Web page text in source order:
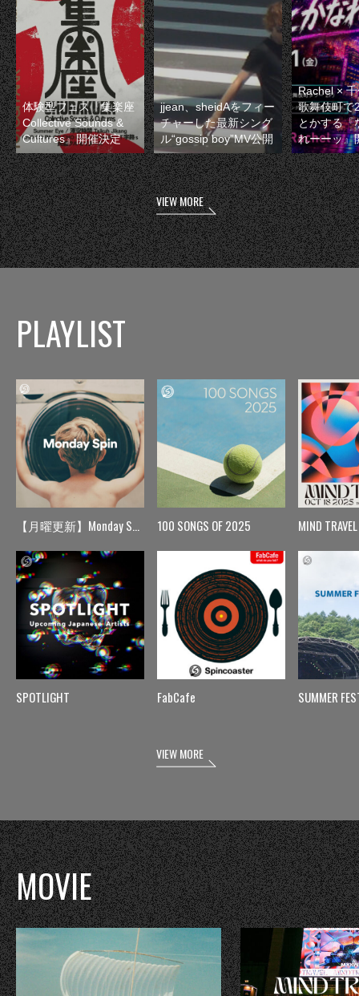
体験型フェス『集楽座
Collective Sounds &
Cultures』開催決定
jjean、sheidAをフィー
チャーした最新シング
ル“gossip boy”MV公開
Rachel ×
歌舞伎町で
とかする『
れーーッ』
VIEW MORE
PLAYLIST
【月曜更新】Monday Spin
SPOTLIGHT
100 SONGS OF 2025
FabCafe
MIND TRAVEL
SUMMER
VIEW MORE
MOVIE